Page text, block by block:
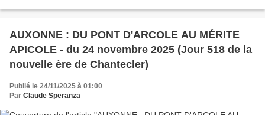
AUXONNE : DU PONT D'ARCOLE AU MÉRITE
APICOLE - du 24 novembre 2025 (Jour 518 de la
nouvelle ère de Chantecler)
Publié le 24/11/2025 à 01:00
Par Claude Speranza